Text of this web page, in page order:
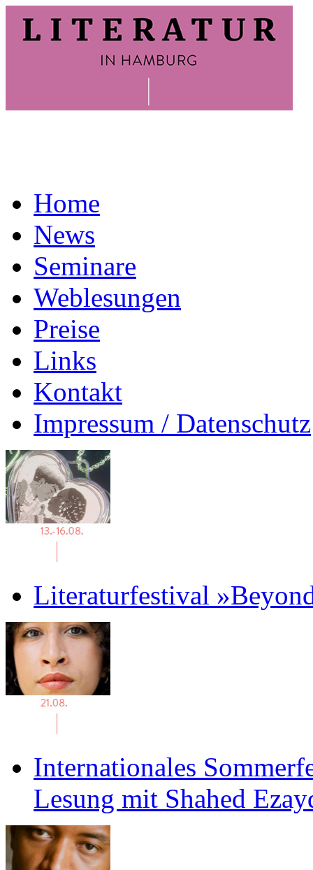
Home
News
Seminare
Weblesungen
Preise
Links
Kontakt
Impressum / Datenschutz
Literaturfestival
Internationales
Lesung mit Shahed